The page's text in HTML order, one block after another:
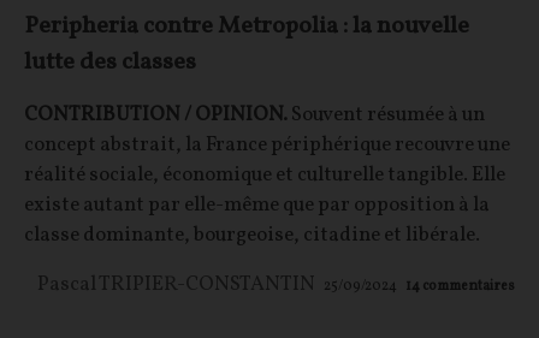
Peripheria contre Metropolia : la nouvelle
lutte des classes
CONTRIBUTION / OPINION.Souvent résumée à un
concept abstrait, la France périphérique recouvre une
réalité sociale, économique et culturelle tangible. Elle
existe autant par elle-même que par opposition à la
classe dominante, bourgeoise, citadine et libérale.
Pascal TRIPIER-CONSTANTIN 25/09/2024 14commentaires